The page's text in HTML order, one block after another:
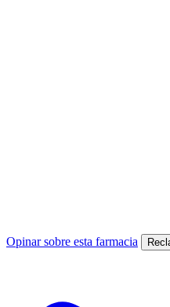
Opinar sobre esta farmacia